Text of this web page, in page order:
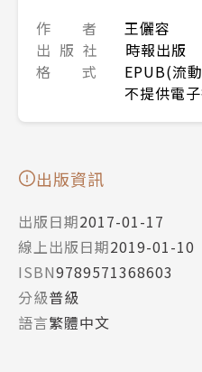
作 者
王儷容
出 版 社
時報出版
格 式
EPUB(流
不提供電
出版資訊
出版日期2017-01-17
線上出版日期2019-01-10
ISBN9789571368603
分級普級
語言繁體中文